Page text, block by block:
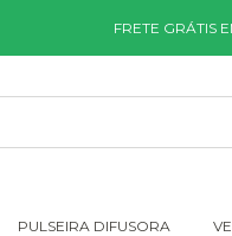
FRETE GRÁTIS
PULSEIRA DIFUSORA